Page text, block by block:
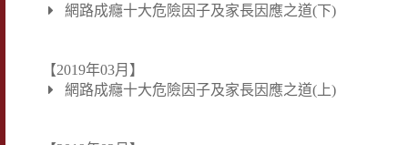
網路成癮十大危險因子及家長因應之道(下)
【2019年03月】
網路成癮十大危險因子及家長因應之道(上)